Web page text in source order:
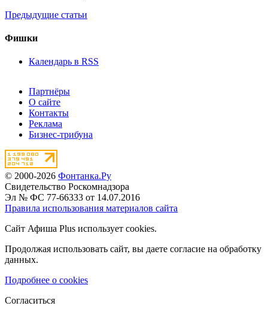
Предыдущие статьи
Фишки
Календарь в RSS
Партнёры
О сайте
Контакты
Реклама
Бизнес-трибуна
© 2000-2026 Фонтанка.Ру
Свидетельство Роскомнадзора
Эл № ФС 77-66333 от 14.07.2016
Правила использования материалов сайта
Сайт Афиша Plus использует cookies.
Продолжая использовать сайт, вы даете согласие на обработку
данных.
Подробнее о cookies
Согласиться